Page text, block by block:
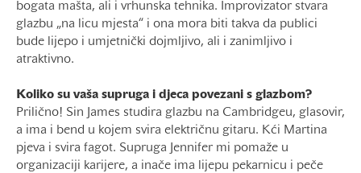
bogata mašta, ali i vrhunska tehnika. Improvizator stvara
glazbu „na licu mjesta“ i ona mora biti takva da publici
bude lijepo i umjetnički dojmljivo, ali i zanimljivo i
atraktivno.
Koliko su vaša supruga i djeca povezani s glazbom?
Prilično! Sin James studira glazbu na Cambridgeu, glasovir,
a ima i bend u kojem svira električnu gitaru. Kći Martina
pjeva i svira fagot. Supruga Jennifer mi pomaže u
organizaciji karijere, a inače ima lijepu pekarnicu i peče